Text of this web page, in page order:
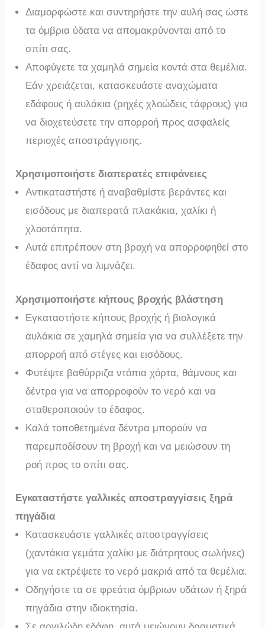
Διαμορφώστε και συντηρήστε την αυλή σας ώστε
τα όμβρια ύδατα να απομακρύνονται από το
σπίτι σας.
Αποφύγετε τα χαμηλά σημεία κοντά στα θεμέλια.
Εάν χρειάζεται, κατασκευάστε αναχώματα
εδάφους ή αυλάκια (ρηχές χλοώδεις τάφρους) για
να διοχετεύσετε την απορροή προς ασφαλείς
περιοχές αποστράγγισης.
Χρησιμοποιήστε διαπερατές επιφάνειες
Αντικαταστήστε ή αναβαθμίστε βεράντες και
εισόδους με διαπερατά πλακάκια, χαλίκι ή
χλοοτάπητα.
Αυτά επιτρέπουν στη βροχή να απορροφηθεί στο
έδαφος αντί να λιμνάζει.
Χρησιμοποιήστε κήπους βροχής βλάστηση
Εγκαταστήστε κήπους βροχής ή βιολογικά
αυλάκια σε χαμηλά σημεία για να συλλέξετε την
απορροή από στέγες και εισόδους.
Φυτέψτε βαθύρριζα ντόπια χόρτα, θάμνους και
δέντρα για να απορροφούν το νερό και να
σταθεροποιούν το έδαφος.
Καλά τοποθετημένα δέντρα μπορούν να
παρεμποδίσουν τη βροχή και να μειώσουν τη
ροή προς το σπίτι σας.
Εγκαταστήστε γαλλικές αποστραγγίσεις ξηρά
πηγάδια
Κατασκευάστε γαλλικές αποστραγγίσεις
(χαντάκια γεμάτα χαλίκι με διάτρητους σωλήνες)
για να εκτρέψετε το νερό μακριά από τα θεμέλια.
Οδηγήστε τα σε φρεάτια όμβριων υδάτων ή ξηρά
πηγάδια στην ιδιοκτησία.